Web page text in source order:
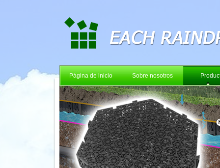
Página de inicio Sobre nosotros